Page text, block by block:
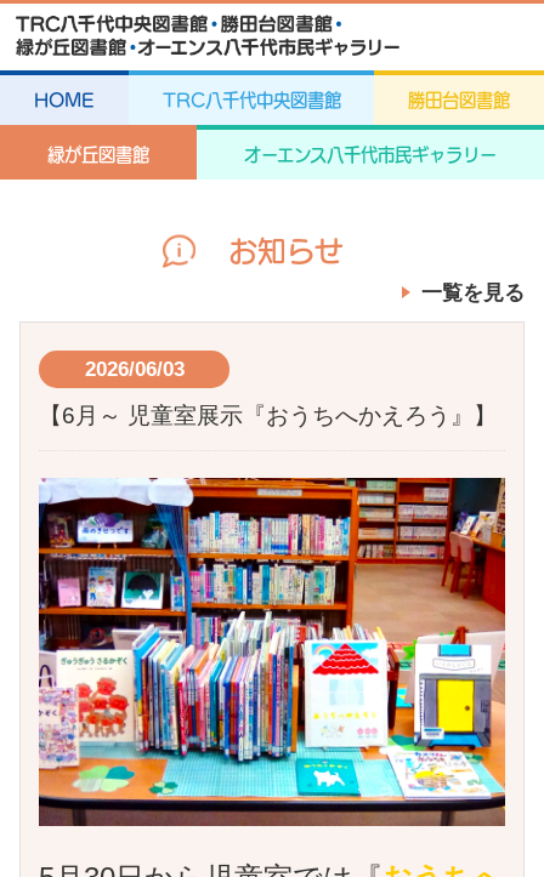
HOME TRC八千代中央図書館 勝田台図書館
緑が丘図書館 オーエンス八千代市民ギャラリー
お知らせ
一覧を見る
2026/06/03
【6月～ 児童室展示『おうちへかえろう』】